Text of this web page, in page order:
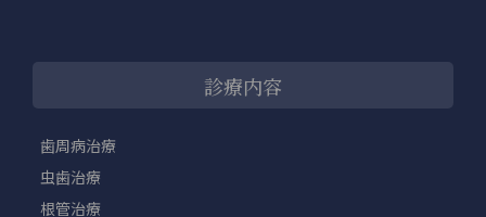
診療内容
歯周病治療
虫歯治療
根管治療